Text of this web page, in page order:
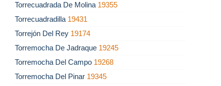
Torrecuadrada De Molina 19355
Torrecuadradilla 19431
Torrejón Del Rey 19174
Torremocha De Jadraque 19245
Torremocha Del Campo 19268
Torremocha Del Pinar 19345